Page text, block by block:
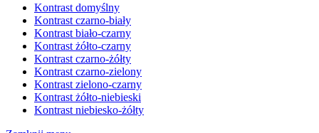
Kontrast domyślny
Kontrast czarno-biały
Kontrast biało-czarny
Kontrast żółto-czarny
Kontrast czarno-żółty
Kontrast czarno-zielony
Kontrast zielono-czarny
Kontrast żółto-niebieski
Kontrast niebiesko-żółty